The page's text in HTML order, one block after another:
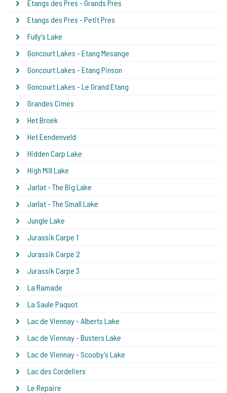
Etangs des Pres - Grands Pres
Etangs des Pres - Petit Pres
Fully's Lake
Goncourt Lakes - Etang Mesange
Goncourt Lakes - Etang Pinson
Goncourt Lakes - Le Grand Etang
Grandes Cimes
Het Broek
Het Eendenveld
Hidden Carp Lake
High Mill Lake
Jarlat - The Big Lake
Jarlat - The Small Lake
Jungle Lake
Jurassik Carpe 1
Jurassik Carpe 2
Jurassik Carpe 3
La Ramade
La Saule Paquot
Lac de Viennay - Alberts Lake
Lac de Viennay - Busters Lake
Lac de Viennay - Scooby's Lake
Lac des Cordeliers
Le Repaire